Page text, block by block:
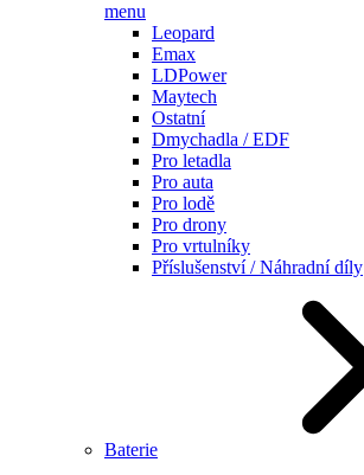
menu
Leopard
Emax
LDPower
Maytech
Ostatní
Dmychadla / EDF
Pro letadla
Pro auta
Pro lodě
Pro drony
Pro vrtulníky
Příslušenství / Náhradní díly
Baterie